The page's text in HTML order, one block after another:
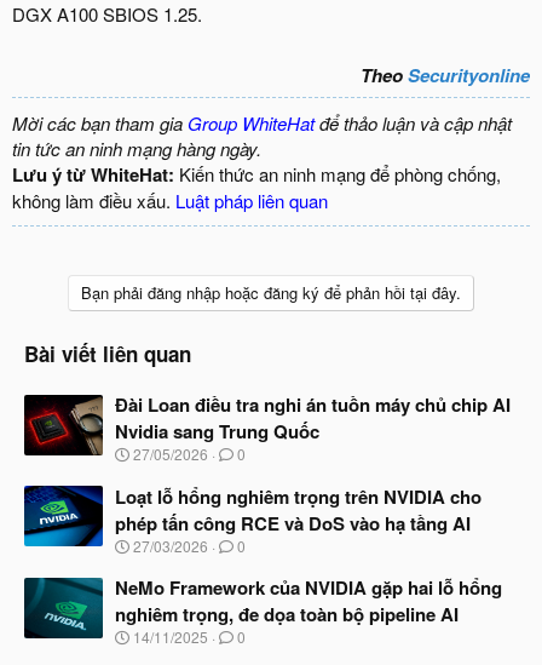
DGX A100 SBIOS 1.25.
TheoSecurityonline
Mời các bạn tham gia Group WhiteHatđể thảo luận và cập nhật
tin tức an ninh mạng hàng ngày.
Lưu ý từ WhiteHat: Kiến thức an ninh mạng để phòng chống,
không làm điều xấu. Luật pháp liên quan
Bạn phải đăng nhập hoặc đăng ký để phản hồi tại đây.
Bài viết liên quan
Đài Loan điều tra nghi án tuồn máy chủ chip AI
Nvidia sang Trung Quốc
N
à
y
b
ắ
đ
ầ
u
27/05/2026 0
Loạt lỗ hổng nghiêm trọng trên NVIDIA cho
phép tấn công RCE và DoS vào hạ tầng AI
N
à
b
ắ
27/03/2026 0
NeMo Framework của NVIDIA gặp hai lỗ hổng
nghiêm trọng, đe dọa toàn bộ pipeline AI
N
14/11/2025 0